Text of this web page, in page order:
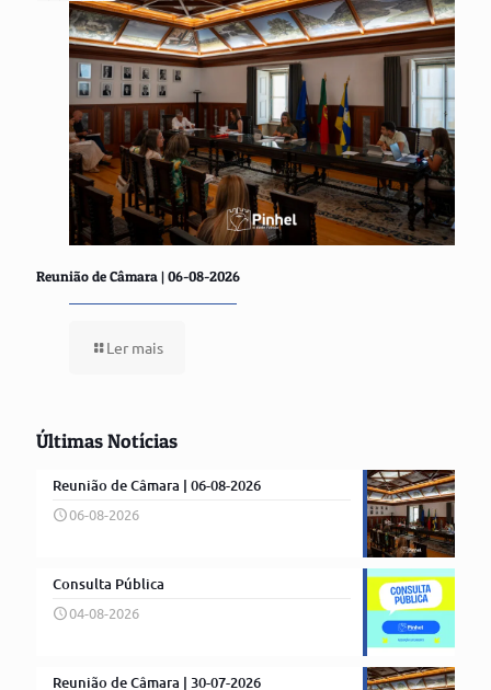
Reunião de Câmara | 06-08-2026
Ler mais
Últimas Notícias
Reunião de Câmara | 06-08-2026
06-08-2026
Consulta Pública
04-08-2026
Reunião de Câmara | 30-07-2026